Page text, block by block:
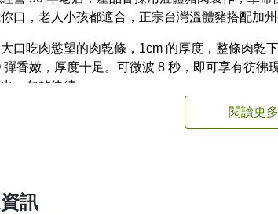
口，老人小孩都適合，正宗台灣溫體豬搭配加州
口吃肉慾望的肉乾條，1cm 的厚度，整條肉乾
彈香嫩，厚度十足。可微波 8 秒，即可享有彷
一包的佳績。
閱讀更多
訊